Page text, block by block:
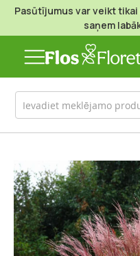
Pasūtījumus var veikt
saņem
Iet
uz
galerijas
beigām